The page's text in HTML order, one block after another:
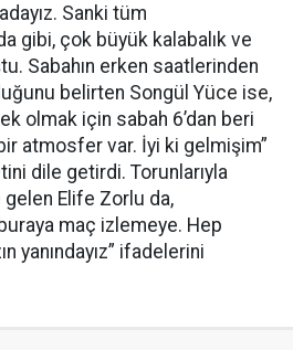
Sanki tüm
gibi, çok büyük kalabalık ve
Sabahın erken saatlerinden
belirten Songül Yüce ise,
olmak için sabah 6’dan beri
atmosfer var. İyi ki gelmişim”
dile getirdi. Torunlarıyla
Elife Zorlu da,
maç izlemeye. Hep
yanındayız” ifadelerini